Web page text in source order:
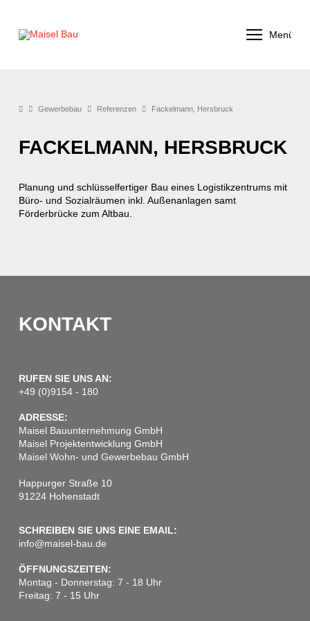
Menü
Gewerbebau Referenzen Fackelmann, Hersbruck
FACKELMANN, HERSBRUCK
Planung und schlüsselfertiger Bau eines Logistikzentrums mit
Büro- und Sozialräumen inkl. Außenanlagen samt
Förderbrücke zum Altbau.
KONTAKT
RUFEN SIE UNS AN:
+49 (0)9154 - 180
ADRESSE:
Maisel Bauunternehmung GmbH
Maisel Projektentwicklung GmbH
Maisel Wohn- und Gewerbebau GmbH
Happurger Straße 10
91224 Hohenstadt
SCHREIBEN SIE UNS EINE EMAIL:
info@maisel-bau.de
ÖFFNUNGSZEITEN:
Montag - Donnerstag: 7 - 18 Uhr
Freitag: 7 - 15 Uhr